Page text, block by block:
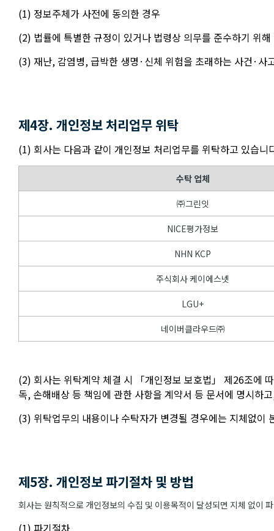
(1) 정보주체가 사전에 동의한 경우
(2) 법률에 특별한 규정이 있거나 법령상 의무를 준수하기 위
(3) 재난, 감염병, 급박한 생명·신체 위험을 초래하는 사건·사
제4장. 개인정보 처리업무 위탁
(1) 회사는 다음과 같이 개인정보 처리업무를 위탁하고 있습니
수탁 업체
㈜그린잇
NICE평가정보
NHN KCP
주식회사 케이에스넷
LGU+
네이버클라우드㈜
(2) 회사는 위탁계약 체결 시 「개인정보 보호법」 제26조에
독, 손해배상 등 책임에 관한 사항을 계약서 등 문서에 명시하
(3) 위탁업무의 내용이나 수탁자가 변경될 경우에는 지체없이
제5장. 개인정보 파기절차 및 방법
회사는 원칙적으로 개인정보의 수집 및 이용목적이 달성되면 지체 없이
(1) 파기절차